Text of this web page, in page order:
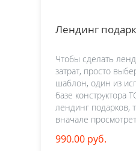
Лендинг
Чтобы сделать
затрат, просто
шаблон, один из
базе
лендинг подарков,
вначале
990.00 руб.